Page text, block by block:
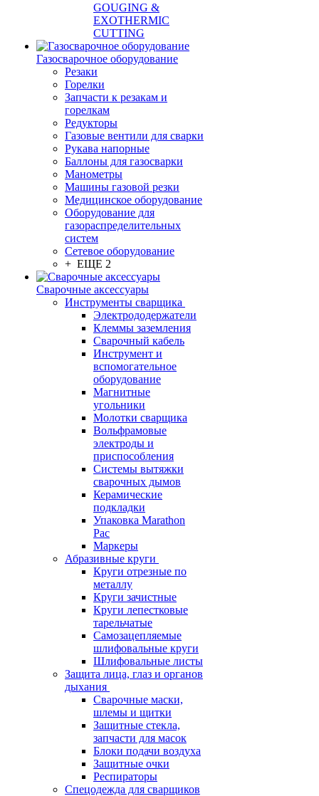
GOUGING &
EXOTHERMIC
CUTTING
Газосварочное оборудование
Резаки
Горелки
Запчасти к резакам и
горелкам
Редукторы
Газовые вентили для сварки
Рукава напорные
Баллоны для газосварки
Манометры
Машины газовой резки
Медицинское оборудование
Оборудование для
газораспределительных
систем
Сетевое оборудование
+ ЕЩЕ 2
Сварочные аксессуары
Инструменты сварщика
Электрододержатели
Клеммы заземления
Сварочный кабель
Инструмент и
вспомогательное
оборудование
Магнитные
угольники
Молотки сварщика
Вольфрамовые
электроды и
приспособления
Системы вытяжки
сварочных дымов
Керамические
подкладки
Упаковка Marathon
Pac
Маркеры
Абразивные круги
Круги отрезные по
металлу
Круги зачистные
Круги лепестковые
тарельчатые
Самозацепляемые
шлифовальные круги
Шлифовальные листы
Защита лица, глаз и органов
дыхания
Сварочные маски,
шлемы и щитки
Защитные стекла,
запчасти для масок
Блоки подачи воздуха
Защитные очки
Респираторы
Спецодежда для сварщиков